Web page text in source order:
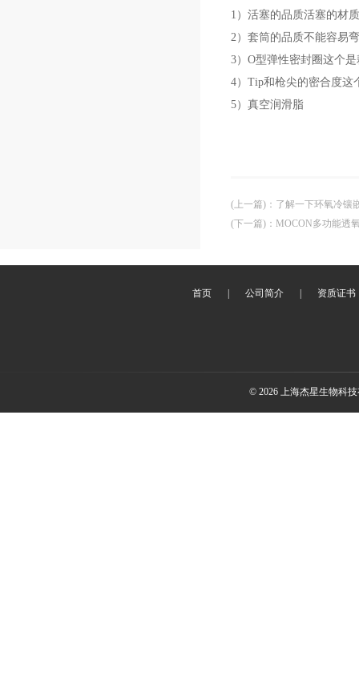
1）活塞的品质活塞的材
2）套筒的品质不能容易
3）O型弹性密封圈这个
4）Tip和枪尖的密合度这
5）真空润滑脂
(上一篇) ： 了解一下环氧冷镶
(下一篇) ： MOCON多功能透
首页 公司简介 资质证书
© 2026 上海杰星生物科